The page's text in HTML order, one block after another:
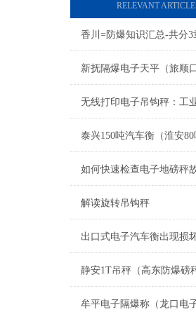
RELEVANT
如何快速检查电子地磅秤
解读旋转吊钩秤